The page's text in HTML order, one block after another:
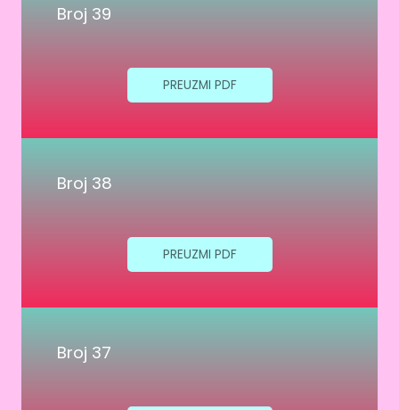
Broj 39
PREUZMI PDF
Broj 38
PREUZMI PDF
Broj 37